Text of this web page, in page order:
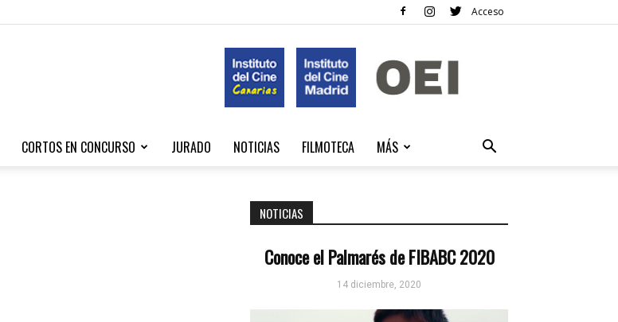
Acceso
CORTOS EN CONCURSO JURADO NOTICIAS FILMOTECA MÁS
NOTICIAS
Conoce el Palmarés de FIBABC 2020
14 diciembre, 2020